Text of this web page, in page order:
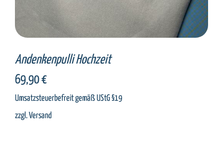
Andenkenpulli Hochzeit
69,90€
Umsatzsteuerbefreit gemäß UStG §19
zzgl.Versand